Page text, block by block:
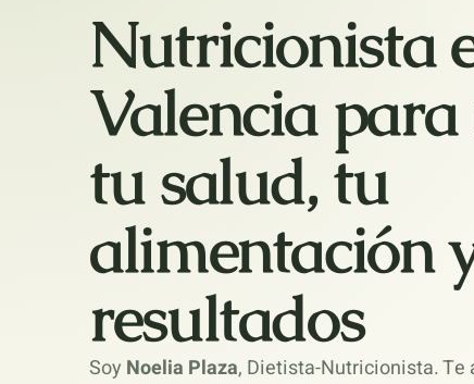
Nutricionista
Valencia
tu salud, tu
alimentación
resultados
Soy Noelia Plaza, Dietista-Nutricionista. Te